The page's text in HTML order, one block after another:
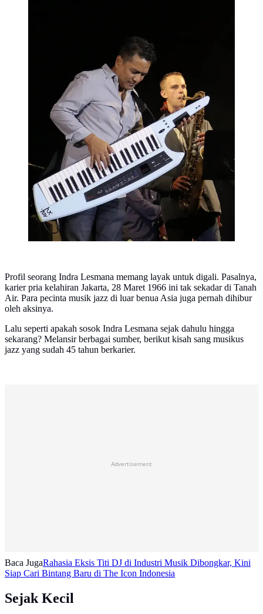
Profil seorang Indra Lesmana memang layak untuk digali. Pasalnya,
karier pria kelahiran Jakarta, 28 Maret 1966 ini tak sekadar di Tanah
Air. Para pecinta musik jazz di luar benua Asia juga pernah dihibur
oleh aksinya.
Lalu seperti apakah sosok Indra Lesmana sejak dahulu hingga
sekarang? Melansir berbagai sumber, berikut kisah sang musikus
jazz yang sudah 45 tahun berkarier.
Advertisement
Baca JugaRahasia Eksis Titi DJ di Industri Musik Dibongkar, Kini
Siap Cari Bintang Baru di The Icon Indonesia
Sejak Kecil